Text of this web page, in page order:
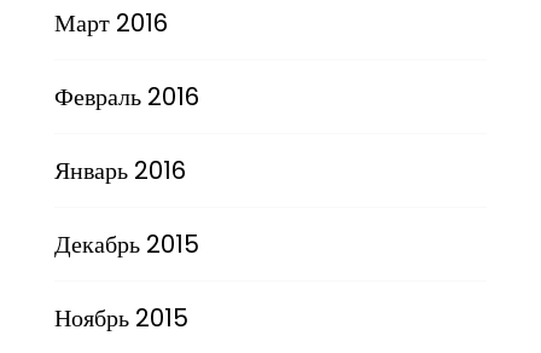
Март 2016
Февраль 2016
Январь 2016
Декабрь 2015
Ноябрь 2015